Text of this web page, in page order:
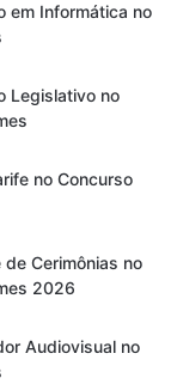
em Informática no
Legislativo no
no Concurso
Cerimônias no
2026
Audiovisual no